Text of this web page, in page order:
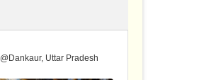
@Dankaur, Uttar Pradesh